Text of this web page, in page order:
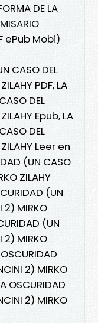
DE LA
ePub Mobi)
CASO DEL
PDF, LA
DEL
Epub, LA
DEL
Leer en
(UN CASO
ZILAHY
(UN
2) MIRKO
(UN
2) MIRKO
2) MIRKO
OSCURIDAD
2) MIRKO